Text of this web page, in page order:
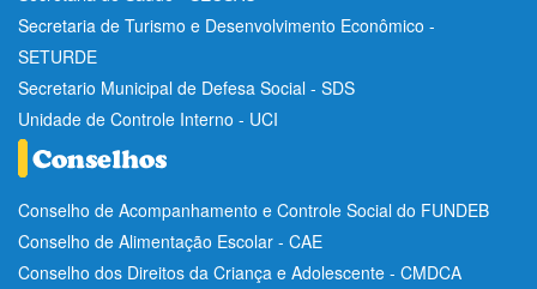
Secretaria de Turismo e Desenvolvimento Econômico -
SETURDE
Secretario Municipal de Defesa Social - SDS
Unidade de Controle Interno - UCI
Conselho de Acompanhamento e Controle Social do FUNDEB
Conselho de Alimentação Escolar - CAE
Conselho dos Direitos da Criança e Adolescente - CMDCA